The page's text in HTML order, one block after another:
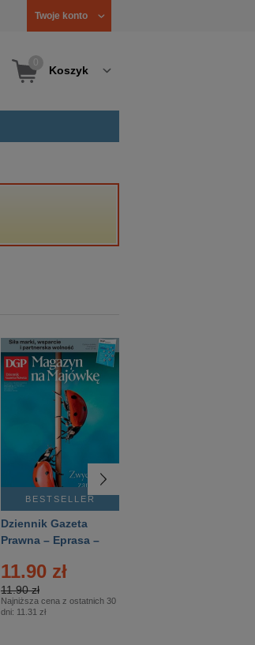
Twoje konto
Koszyk
BESTSELLER
Dziennik Gazeta
Prawna – Eprasa –
11.90 zł
11.90 zł
Najniższa cena z ostatnich 30
dni: 11.31 zł